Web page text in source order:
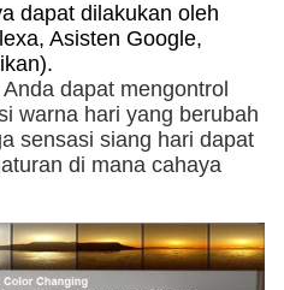
dapat dilakukan oleh
Asisten Google,
dapat mengontrol
warna hari yang berubah
sensasi siang hari dapat
di mana cahaya